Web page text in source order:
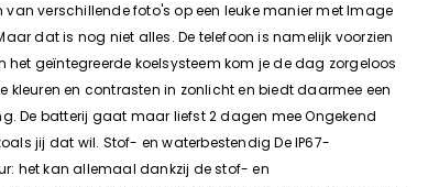
verschillende foto's op een leuke manier met Image
dat is nog niet alles. De telefoon is namelijk voorzien
het geïntegreerde koelsysteem kom je de dag zorgeloos
kleuren en contrasten in zonlicht en biedt daarmee een
De batterij gaat maar liefst 2 dagen mee Ongekend
jij dat wil. Stof- en waterbestendig De IP67-
het kan allemaal dankzij de stof- en